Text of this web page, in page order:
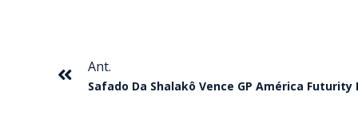
Ant.
Safado Da Shalakô Vence GP América Futurity